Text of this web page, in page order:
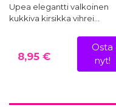
Upea elegantti valkoinen
kukkiva kirsikka vihrei…
8,95 €
Osta
nyt!